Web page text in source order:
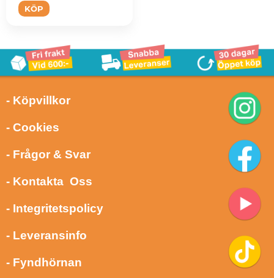
KÖP
- Köpvillkor
- Cookies
- Frågor & Svar
- Kontakta Oss
- Integritetspolicy
- Leveransinfo
- Fyndhörnan